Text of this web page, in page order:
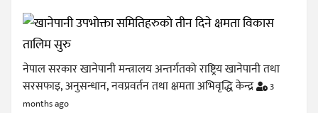
नेपाल सरकार खानेपानी मन्त्रालय अन्तर्गतको राष्ट्रिय खानेपानी तथा
सरसफाइ, अनुसन्धान, नवप्रवर्तन तथा क्षमता अभिवृद्धि केन्द्र
3
months ago